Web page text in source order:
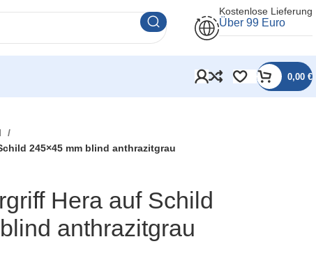
Kostenlose Lieferung
Über 99 Euro
0,00 €
245×45 mm blind anthrazitgrau
Hera auf Schild
anthrazitgrau